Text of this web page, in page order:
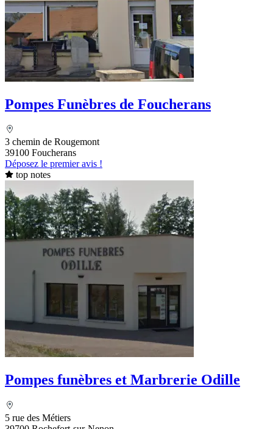
Pompes Funèbres de Foucherans
3 chemin de Rougemont
39100 Foucherans
Déposez le premier avis !
top notes
Pompes funèbres et Marbrerie Odille
5 rue des Métiers